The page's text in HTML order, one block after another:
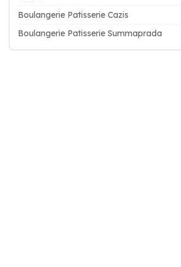
Boulangerie Patisserie Cazis
Boulangerie Patisserie Summaprada